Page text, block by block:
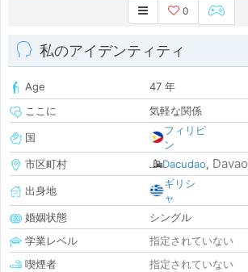
0
私のアイデンティティ
Age
47 年
ここに
気軽な関係
国
フィリピ
ン
市区町村
Dacudao, Davao
出身地
ギリシ
ャ
婚姻状態
シングル
学業レベル
指定されていない
喫煙者
指定されていない